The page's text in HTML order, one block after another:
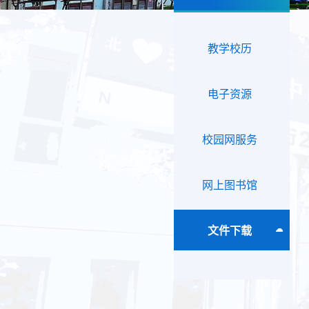
教学校历
电子资源
校园网服务
网上图书馆
文件下载